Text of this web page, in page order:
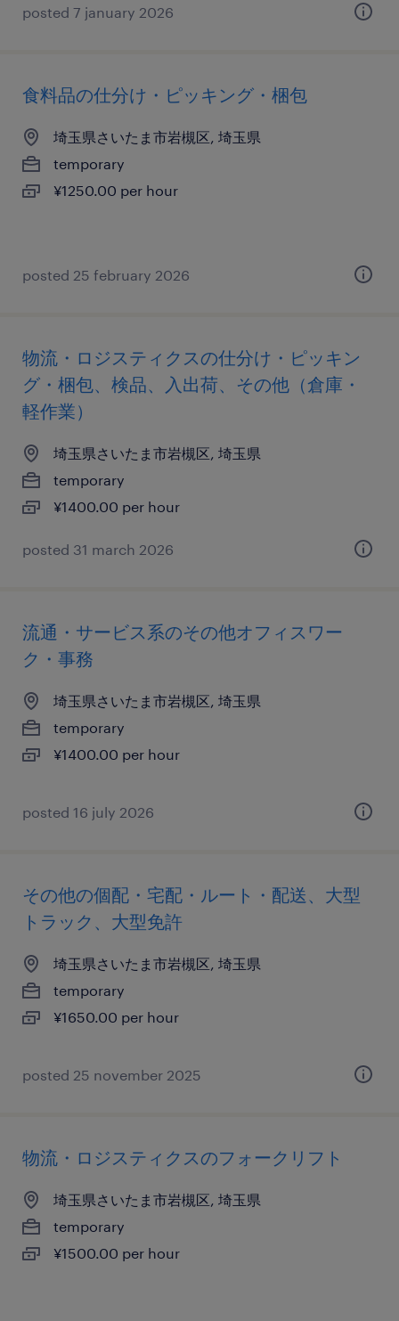
posted 7 january 2026
食料品の仕分け・ピッキング・梱包
埼玉県さいたま市岩槻区, 埼玉県
temporary
¥1250.00 per hour
posted 25 february 2026
物流・ロジスティクスの仕分け・ピッキン
グ・梱包、検品、入出荷、その他（倉庫・
軽作業）
埼玉県さいたま市岩槻区, 埼玉県
temporary
¥1400.00 per hour
posted 31 march 2026
流通・サービス系のその他オフィスワー
ク・事務
埼玉県さいたま市岩槻区, 埼玉県
temporary
¥1400.00 per hour
posted 16 july 2026
その他の個配・宅配・ルート・配送、大型
トラック、大型免許
埼玉県さいたま市岩槻区, 埼玉県
temporary
¥1650.00 per hour
posted 25 november 2025
物流・ロジスティクスのフォークリフト
埼玉県さいたま市岩槻区, 埼玉県
temporary
¥1500.00 per hour